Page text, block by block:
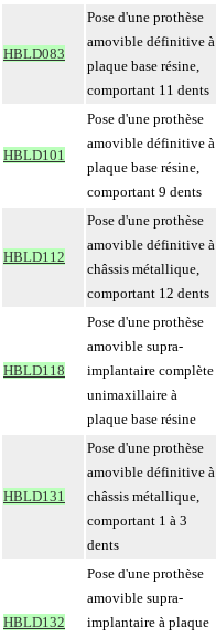
HBLD083
Pose d'une prothèse
amovible définitive à
plaque base résine,
comportant 11 dents
HBLD101
Pose d'une prothèse
amovible définitive à
plaque base résine,
comportant 9 dents
HBLD112
Pose d'une prothèse
amovible définitive à
châssis métallique,
comportant 12 dents
HBLD118
Pose d'une prothèse
amovible supra-
implantaire complète
unimaxillaire à
plaque base résine
HBLD131
Pose d'une prothèse
amovible définitive à
châssis métallique,
comportant 1 à 3
dents
HBLD132
Pose d'une prothèse
amovible supra-
implantaire à plaque